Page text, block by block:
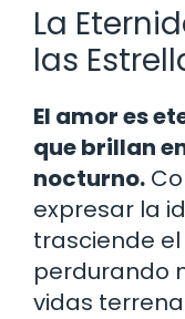
La
las
El amor es
que brillan
nocturno.
expresar la
trasciende
perdurando
vidas